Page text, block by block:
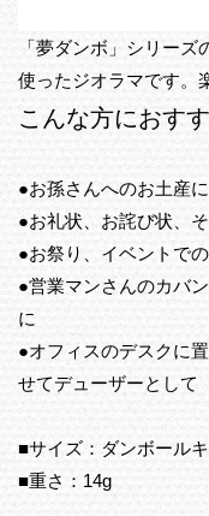
「夢ダンボ」シリー
使ったジオラマです。
こんな方におす
●お孫さんへのお土産に
●お礼状、お詫び状、
●お祭り、イベントで
●営業マンさんのカバ
に
●オフィスのデスクに
せてデューザーとして
■サイズ：ダンボール
■重さ：14g